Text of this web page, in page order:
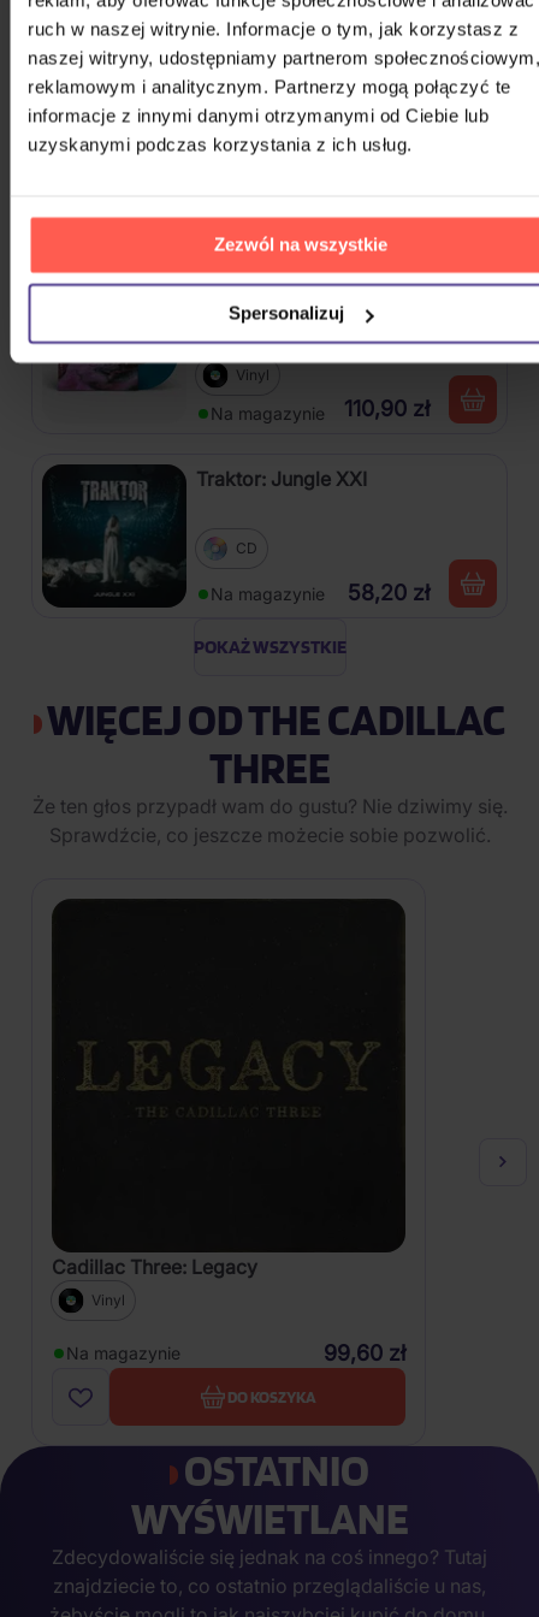
ruch w naszej witrynie. Informacje o tym, jak korzystasz z
naszej witryny, udostępniamy partnerom społecznościowym,
reklamowym i analitycznym. Partnerzy mogą połączyć te
informacje z innymi danymi otrzymanymi od Ciebie lub
uzyskanymi podczas korzystania z ich usług.
Zezwól na wszystkie
Spersonalizuj
Na magazynie 82,60 zł
Mišík Vladimír: Vteřiny, měsíce a
roky
72,50 zł
Linkin Park: From Zero (Coloured
Blue Vinyl)
Vinyl
Na magazynie 110,90 zł
Traktor: Jungle XXI
CD
Na magazynie 58,20 zł
POKAŻ WSZYSTKIE
WIĘCEJ OD THE CADILLAC
THREE
Że ten głos przypadł wam do gustu? Nie dziwimy się.
Sprawdźcie, co jeszcze możecie sobie pozwolić.
Cadillac Three: Legacy
Vinyl
Na magazynie 99,60 zł
DO KOSZYKA
OSTATNIO
WYŚWIETLANE
Zdecydowaliście się jednak na coś innego? Tutaj
znajdziecie to, co ostatnio przeglądaliście u nas,